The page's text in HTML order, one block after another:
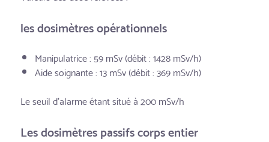
les dosimètres opérationnels
Manipulatrice : 59 mSv (débit : 1428 mSv/h)
Aide soignante : 13 mSv (débit : 369 mSv/h)
Le seuil d’alarme étant situé à 200 mSv/h
Les dosimètres passifs corps entier